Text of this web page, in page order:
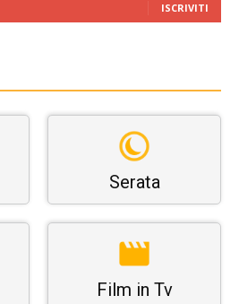
ISCRIVITI
Serata
Film in Tv